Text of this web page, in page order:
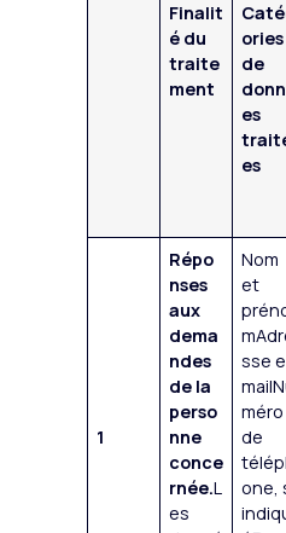
Finalit
é du
traite
ment
ories
de
es
es
1
Répo
nses
aux
dema
ndes
de la
perso
nne
conce
rnée.L
es
Nom
et
sse
méro
de
one,